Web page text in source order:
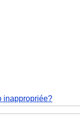
inappropriée?